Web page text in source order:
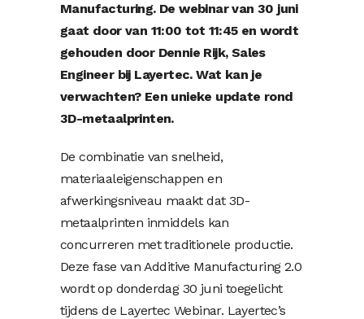
Manufacturing. De webinar van 30 juni
gaat door van 11:00 tot 11:45 en wordt
gehouden door Dennie Rijk, Sales
Engineer bij Layertec. Wat kan je
verwachten? Een unieke update rond
3D-metaalprinten.
De combinatie van snelheid,
materiaaleigenschappen en
afwerkingsniveau maakt dat 3D-
metaalprinten inmiddels kan
concurreren met traditionele productie.
Deze fase van Additive Manufacturing 2.0
wordt op donderdag 30 juni toegelicht
tijdens de Layertec Webinar. Layertec’s